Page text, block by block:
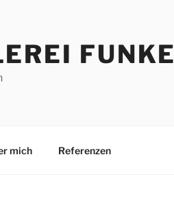
FUNKE
mich Referenzen